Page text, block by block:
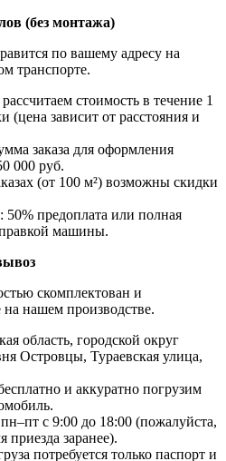
(без монтажа)
по вашему адресу на
транспорте.
стоимость в течение 1
(цена зависит от расстояния и
заказа для оформления
000 руб.
(от 100 м²) возможны скидки
50% предоплата или полная
машины.
скомплектован и
нашем производстве.
область, городской округ
Островцы, Тураевская улица,
и аккуратно погрузим
с 9:00 до 18:00 (пожалуйста,
приезда заранее).
потребуется только паспорт и